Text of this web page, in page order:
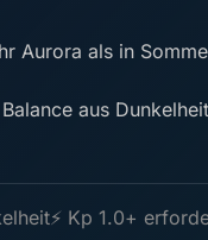
Aurora als in
aus
⚡ Kp 1.0+